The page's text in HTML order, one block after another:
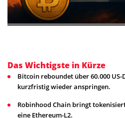
Das Wichtigste in Kürze
Bitcoin reboundet über 60.000
kurzfristig wieder anspringen.
Robinhood Chain bringt
eine Ethereum-L2.